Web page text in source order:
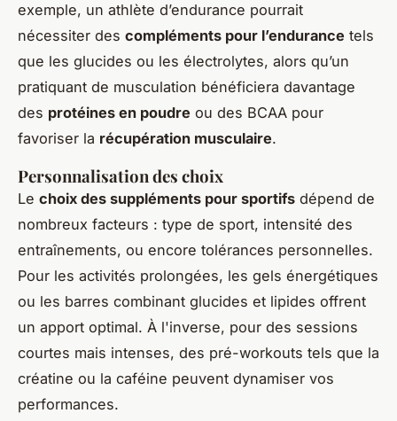
exemple, un athlète d’endurance pourrait
nécessiter des compléments pour l’endurance tels
que les glucides ou les électrolytes, alors qu’un
pratiquant de musculation bénéficiera davantage
des protéines en poudre ou des BCAA pour
favoriser la récupération musculaire.
Personnalisation des choix
Le choix des suppléments pour sportifs dépend de
nombreux facteurs : type de sport, intensité des
entraînements, ou encore tolérances personnelles.
Pour les activités prolongées, les gels énergétiques
ou les barres combinant glucides et lipides offrent
un apport optimal. À l'inverse, pour des sessions
courtes mais intenses, des pré-workouts tels que la
créatine ou la caféine peuvent dynamiser vos
performances.